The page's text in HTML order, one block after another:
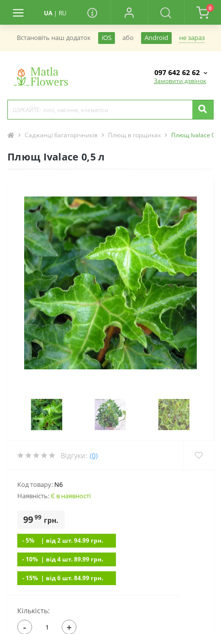
UA | RU
0
Встановiть наш додаток iOS або Android не зараз
097 642 62 62
Замовити дзвінок
Саджанці багаторічників Плющ в горщиках Плющ Ivalace 0,5
Плющ Ivalace 0,5 л
Відгуки: (0)
Код товару: N6
Наявність:Є в наявності
9999 грн.
- 5% | вiд 2 шт. 94.99 грн.
- 10% | вiд 4 шт. 89.99 грн.
- 15% | вiд 6 шт. 84.99 грн.
Кількість:
- +